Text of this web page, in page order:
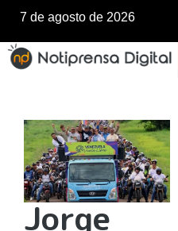
7 de agosto de 2026
Jorge